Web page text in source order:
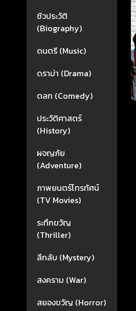
ชีวประวัติ
(Biography)
ดนตรี (Music)
ดราม่า (Drama)
ตลก (Comedy)
ประวัติศาสตร์
(History)
ผจญภัย
(Adventure)
ภาพยนตร์โทรทัศน์
(TV Movies)
ระทึกขวัญ
(Thriller)
ลึกลับ (Mystery)
สงคราม (War)
สยองขวัญ (Horror)